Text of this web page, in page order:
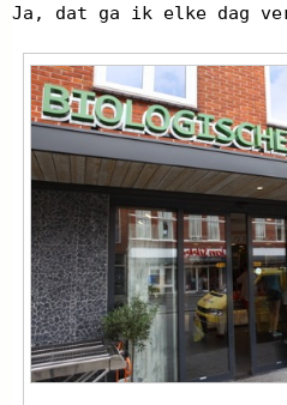
Ja, dat ga ik elke dag